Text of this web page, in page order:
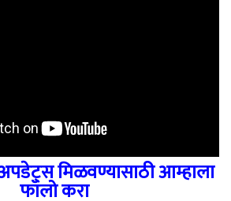
मिळवण्यासाठी आम्हाला
फॉलो करा